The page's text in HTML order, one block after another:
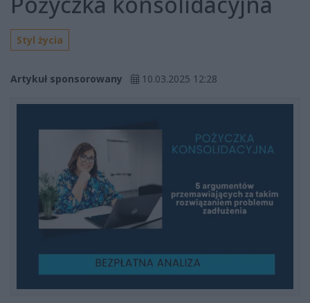
Styl życia
Artykuł sponsorowany 10.03.2025 12:28